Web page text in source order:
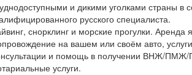
и дикими уголками страны в
русского специалиста.
снорклинг и морские прогулки. Аренда
на вашем или своём авто,
и помощь в получении ВНЖ/ПМЖ/
услуги.